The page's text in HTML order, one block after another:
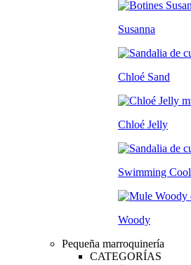
Susanna
Chloé Sand
Chloé Jelly
Swimming Cool
Woody
Pequeña marroquinería
CATEGORÍAS